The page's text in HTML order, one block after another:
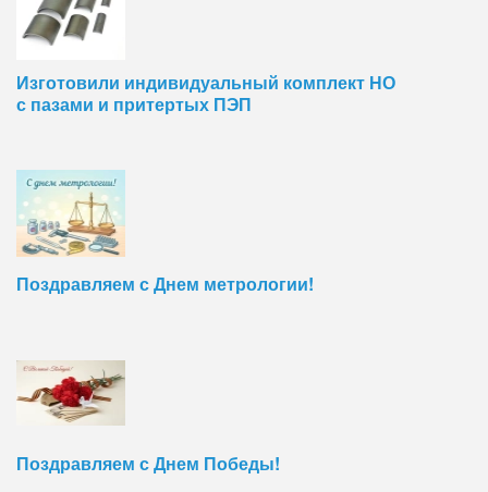
Изготовили индивидуальный комплект НО
с пазами и притертых ПЭП
Поздравляем с Днем метрологии!
Поздравляем с Днем Победы!